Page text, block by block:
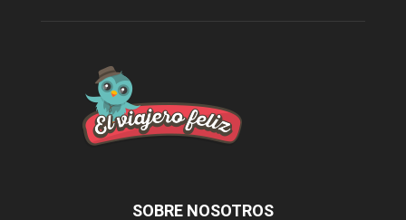
SOBRE NOSOTROS